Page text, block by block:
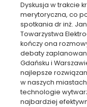
Dyskusja w trakcie
merytoryczna, co
spotkania dr inż.
Towarzystwa
kończy ona
debaty
Gdańsku i
najlepsze
w naszych
technologie
najbardziej